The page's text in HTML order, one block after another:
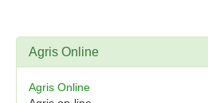
Agris Online
Agris Online